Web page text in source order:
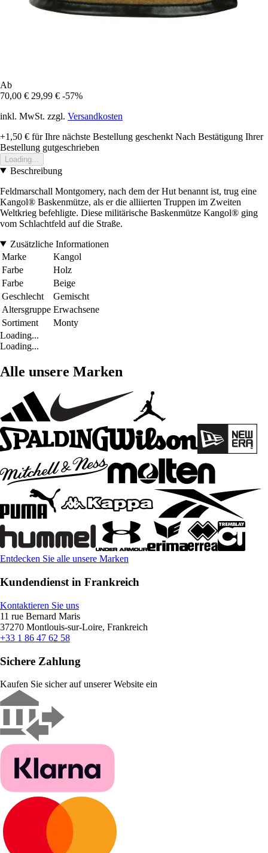
Ab
70,00 € 29,99 € -57%
inkl. MwSt. zzgl. Versandkosten
+1,50 € für Ihre nächste Bestellung geschenkt Nach Bestätigung Ihrer
Bestellung gutgeschrieben
Loading...
Beschreibung
Feldmarschall Montgomery, nach dem der Hut benannt ist, trug eine
Kangol® Baskenmütze, als er die alliierten Truppen im Zweiten
Weltkrieg befehligte. Diese militärische Baskenmütze Kangol® ging
vom Schlachtfeld auf die Straße.
Zusätzliche Informationen
Marke
Kangol
Farbe
Holz
Farbe
Beige
Geschlecht
Gemischt
Altersgruppe Erwachsene
Sortiment
Monty
Loading...
Loading...
Alle unsere Marken
Entdecken Sie alle unsere Marken
Kundendienst in Frankreich
Kontaktieren Sie uns
11 rue Bernard Maris
37270 Montlouis-sur-Loire, Frankreich
+33 1 86 47 62 58
Sichere Zahlung
Kaufen Sie sicher auf unserer Website ein